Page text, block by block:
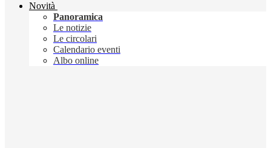
Novità
Panoramica
Le notizie
Le circolari
Calendario eventi
Albo online